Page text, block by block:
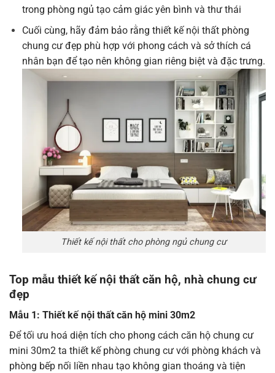
trong phòng ngủ tạo cảm giác yên bình và thư thái
Cuối cùng, hãy đảm bảo rằng thiết kế nội thất phòng
chung cư đẹp phù hợp với phong cách và sở thích cá
nhân bạn để tạo nên không gian riêng biệt và đặc trưng.
Thiết kế nội thất cho phòng ngủ chung cư
Top mẫu thiết kế nội thất căn hộ, nhà chung cư
đẹp
Mẫu 1: Thiết kế nội thất căn hộ mini 30m2
Để tối ưu hoá diện tích cho phong cách căn hộ chung cư
mini 30m2 ta thiết kế phòng chung cư với phòng khách và
phòng bếp nối liền nhau tạo không gian thoáng và tiện